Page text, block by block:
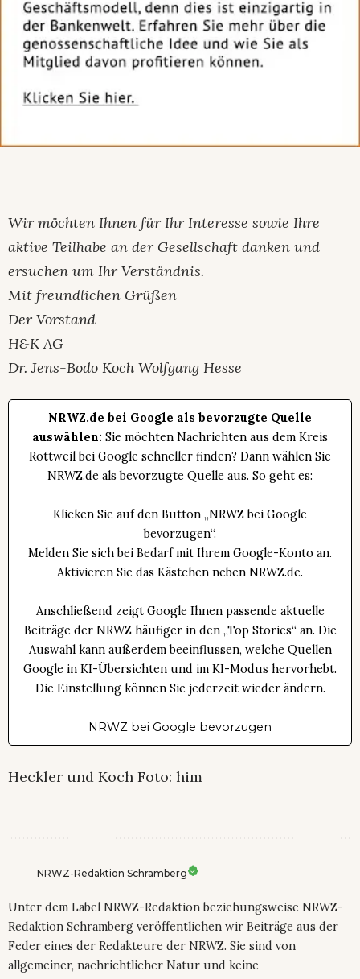
Wir möchten Ihnen für Ihr Interesse sowie Ihre
aktive Teilhabe an der Gesellschaft danken und
ersuchen um Ihr Verständnis.
Mit freundlichen Grüßen
Der Vorstand
H&K AG
Dr. Jens-Bodo Koch Wolfgang Hesse
NRWZ.de bei Google als bevorzugte Quelle
auswählen: Sie möchten Nachrichten aus dem Kreis
Rottweil bei Google schneller finden? Dann wählen Sie
NRWZ.de als bevorzugte Quelle aus. So geht es:
Klicken Sie auf den Button „NRWZ bei Google
bevorzugen“.
Melden Sie sich bei Bedarf mit Ihrem Google-Konto an.
Aktivieren Sie das Kästchen neben NRWZ.de.
Anschließend zeigt Google Ihnen passende aktuelle
Beiträge der NRWZ häufiger in den „Top Stories“ an. Die
Auswahl kann außerdem beeinflussen, welche Quellen
Google in KI-Übersichten und im KI-Modus hervorhebt.
Die Einstellung können Sie jederzeit wieder ändern.
NRWZ bei Google bevorzugen
Heckler und Koch Foto: him
NRWZ-Redaktion Schramberg
Unter dem Label NRWZ-Redaktion beziehungsweise NRWZ-
Redaktion Schramberg veröffentlichen wir Beiträge aus der
Feder eines der Redakteure der NRWZ. Sie sind von
allgemeiner, nachrichtlicher Natur und keine